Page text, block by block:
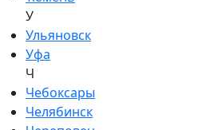
У
Ульяновск
Уфа
Ч
Чебоксары
Челябинск